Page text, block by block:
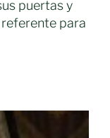
puertas y
para